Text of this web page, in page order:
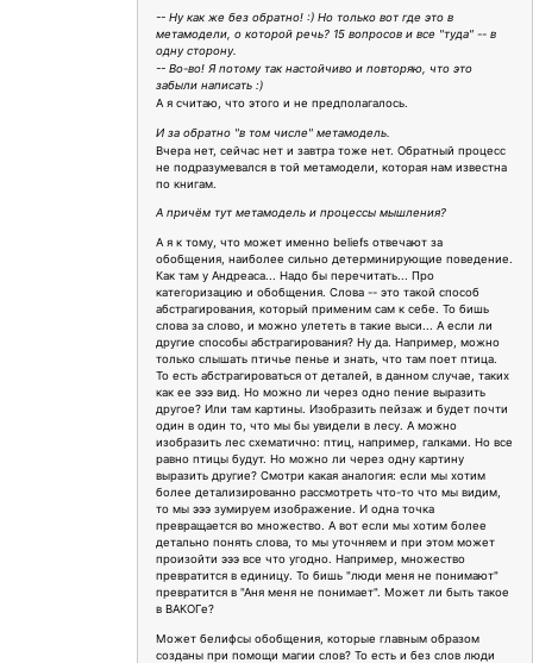
-- Ну как же без обратно! :) Но только вот где это в
метамодели, о которой речь? 15 вопросов и все "туда" -- в
одну сторону.
-- Во-во! Я потому так настойчиво и повторяю, что это
забыли написать :)
А я считаю, что этого и не предполагалось.
И за обратно "в том числе" метамодель.
Вчера нет, сейчас нет и завтра тоже нет. Обратный процесс
не подразумевался в той метамодели, которая нам известна
по книгам.
А причём тут метамодель и процессы мышления?
А я к тому, что может именно beliefs отвечают за
обобщения, наиболее сильно детерминирующие поведение.
Как там у Андреаса... Надо бы перечитать... Про
категоризацию и обобщения. Слова -- это такой способ
абстрагирования, который применим сам к себе. То бишь
слова за слово, и можно улететь в такие выси... А если ли
другие способы абстрагирования? Ну да. Например, можно
только слышать птичье пенье и знать, что там поет птица.
То есть абстрагироваться от деталей, в данном случае, таких
как ее эээ вид. Но можно ли через одно пение выразить
другое? Или там картины. Изобразить пейзаж и будет почти
один в один то, что мы бы увидели в лесу. А можно
изобразить лес схематично: птиц, например, галками. Но все
равно птицы будут. Но можно ли через одну картину
выразить другие? Смотри какая аналогия: если мы хотим
более детализированно рассмотреть что-то что мы видим,
то мы эээ зумируем изображение. И одна точка
превращается во множество. А вот если мы хотим более
детально понять слова, то мы уточняем и при этом может
произойти эээ все что угодно. Например, множество
превратится в единицу. То бишь "люди меня не понимают"
превратится в "Аня меня не понимает". Может ли быть такое
в ВАКОГе?
Может белифсы обобщения, которые главным образом
созданы при помощи магии слов? То есть и без слов люди